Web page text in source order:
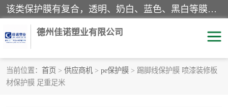
该类保护膜有复合，透明、奶白、蓝色、黑白等膜型。特高粘，高粘，中高粘，中粘，中低粘，低粘等。对于不同的粘力要求有相应的产品相适配。无胶渍残留污染。在较宽的收卷幅度下平整无皱纹，收卷长度大，利于机械化及自动化施工粘贴。为您的产品提供的表面保护解决方案。 产品广泛适用于：铝材、不锈钢、金属、塑料、电子、家电、家具、玻璃、化工材料、装饰材料等。
德州佳诺塑业有限公司
当前位置： 首页 > 供应商机 > pe保护膜 > 踢脚线保护膜 喷漆装修板
材保护膜 足重足米
pe保护膜